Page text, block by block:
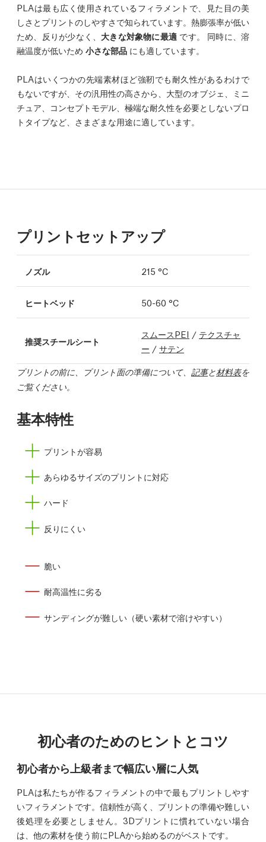
PLAは最も広く使用されているフィラメントで、見た目の美
しさとプリントのしやすさで知られています。熱膨張率が低い
ため、反りが少なく、 大きな対象物に最適 です。 同時に、溶
融温度が低いため 小さな部品 にも適しています。
PLAはいくつかの先端素材ほど強靭でも耐久性があるわけで
もないですが、その汎用性の高さから、大型のオブジェ、ミニ
チュア、コンセプトモデル、極端な耐久性を必要としないプロ
トタイプなど、さまざまな用途に適しています。
プリントセットアップ
ノズル 215 °C
ヒートベッド 50-60 °C
推奨スチールシート
スムースPEI / テクスチャ
ー / サテン
プリントの前に、プリント面の準備について、 記事と材料表を
ご覧ください。
基本特性
プリントが容易
あらゆるサイズのプリントに対応
ハード
反りにくい
脆い
耐高温性に劣る
サンディングが難しい（硬い素材で溶けやすい）
初心者のためのヒントとコツ
初心者から上級者まで幅広い層に人気
PLAは私たちが作るフィラメントの中で最もプリントしやす
いフィラメントです。信頼性が高く、プリントの準備や難しい
後処理を必要としません。3Dプリントに慣れていない場合
は、他の素材を使う前にPLAから始めるのがベストです。